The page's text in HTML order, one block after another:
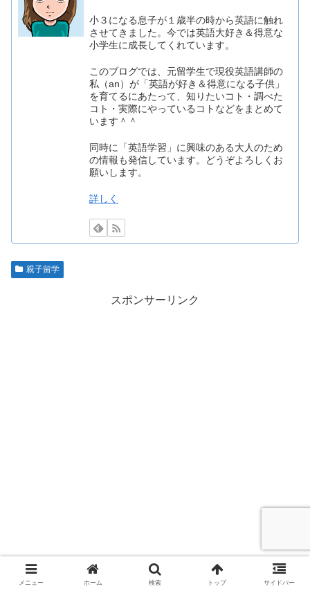
小３になる息子が１歳半の時から英語に触れ
させてきました。今では英語大好き＆得意な
小学生に成長してくれています。
このブログでは、元留学生で現役英語講師の
私（an）が「英語が好き＆得意になる子供」
を育てるにあたって、知りたいコト・調べた
コト・実際にやっているコトなどをまとめて
います＾＾
同時に「英語学習」に興味のある大人のため
の情報も発信しています。どうぞよろしくお
願いします。
詳しく
親子留学
スポンサーリンク
メニュー ホーム 検索 トップ サイドバー